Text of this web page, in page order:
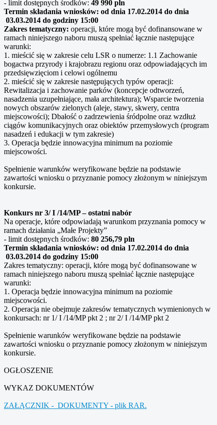
- limit dostępnych środków: 49 990 pln
Termin składania wniosków: od dnia 17.02.2014 do dnia
03.03.2014 do godziny 15:00
Zakres tematyczny: operacji, które mogą być dofinansowane w
ramach niniejszego naboru muszą spełniać łącznie następujące
warunki:
1. mieścić się w zakresie celu LSR o numerze: 1.1 Zachowanie
bogactwa przyrody i krajobrazu regionu oraz odpowiadających im
przedsięwzięciom i celowi ogólnemu
2. mieścić się w zakresie następujących typów operacji:
Rewitalizacja i zachowanie parków (koncepcje odtworzeń,
nasadzenia uzupełniające, mała architektura); Wsparcie tworzenia
nowych obszarów zielonych (aleje, stawy, skwery, centra
miejscowości); Dbałość o zadrzewienia śródpolne oraz wzdłuż
ciągów komunikacyjnych oraz obiektów przemysłowych (program
nasadzeń i edukacji w tym zakresie)
3. Operacja będzie innowacyjna minimum na poziomie
miejscowości.
Spełnienie warunków weryfikowane będzie na podstawie
zawartości wniosku o przyznanie pomocy złożonym w niniejszym
konkursie.
Konkurs nr 3/ I /14/MP – ostatni nabór
Na operacje, które odpowiadają warunkom przyznania pomocy w
ramach działania „Małe Projekty”
- limit dostępnych środków: 80 256,79 pln
Termin składania wniosków: od dnia 17.02.2014 do dnia
03.03.2014 do godziny 15:00
Zakres tematyczny: operacji, które mogą być dofinansowane w
ramach niniejszego naboru muszą spełniać łącznie następujące
warunki:
1. Operacja będzie innowacyjna minimum na poziomie
miejscowości.
2. Operacja nie obejmuje zakresów tematycznych wymienionych w
konkursach: nr 1/ I /14/MP pkt 2 ; nr 2/ I /14/MP pkt 2
Spełnienie warunków weryfikowane będzie na podstawie
zawartości wniosku o przyznanie pomocy złożonym w niniejszym
konkursie.
OGŁOSZENIE
WYKAZ DOKUMENTÓW
ZAŁĄCZNIK - DOKUMENTY - plik RAR.